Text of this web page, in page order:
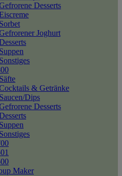
Desserts
Sorbet
Joghurt
Suppen
Sonstiges
Säfte
& Getränke
Saucen/Dips
Desserts
Suppen
Sonstiges
Maker